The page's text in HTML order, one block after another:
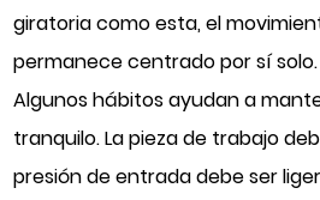
giratoria como esta, el
permanece centrado por sí solo.
Algunos hábitos ayudan a
tranquilo. La pieza de trabajo
presión de entrada debe ser